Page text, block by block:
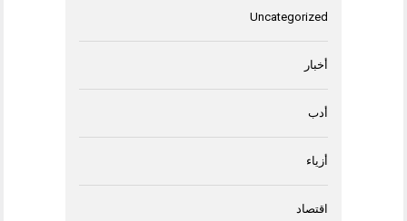
Uncategorized
أخبار
أدب
أزياء
اقتصاد